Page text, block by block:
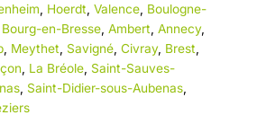
Hoerdt Valence, Boulogne-
Bourg-en-Bresse, Ambert Annecy,
, Meythet Savigné, Civray, Brest
La Bréole, Saint-Sauves-
, Saint-Didier-sous-Aubenas,